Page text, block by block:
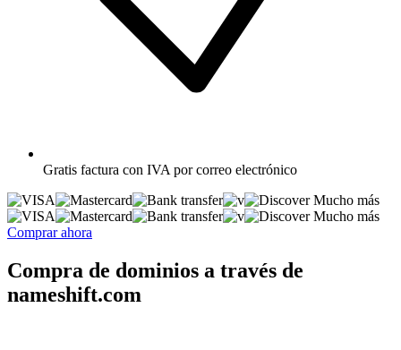
Gratis factura con IVA por correo electrónico
Mucho más
Mucho más
Comprar ahora
Compra de dominios a través de
nameshift.com